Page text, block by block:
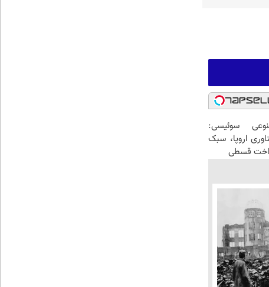
سوئیسی:
اروپا، سبک
قسطی